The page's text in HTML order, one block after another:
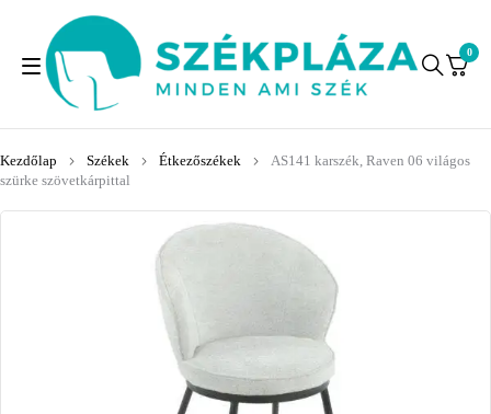
0
Kezdőlap Székek Étkezőszékek
AS141 karszék, Raven 06 világos
szürke szövetkárpittal